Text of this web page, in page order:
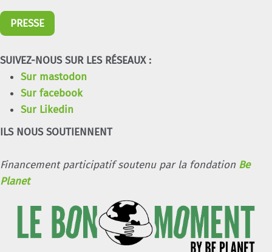
PRESSE
SUIVEZ-NOUS SUR LES RÉSEAUX :
Sur mastodon
Sur facebook
Sur Likedin
ILS NOUS SOUTIENNENT
Financement participatif soutenu par la fondation Be
Planet